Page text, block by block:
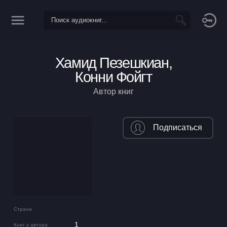
Хамид Пезешкиан,
Конни Фойгт
Автор книг
Страна
Книг у автора 1
Подписаться